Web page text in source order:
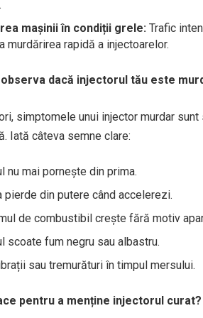
mașinii în condiții grele: Trafic
murdărirea rapidă a injectoarelor.
observa dacă injectorul tău este
simptomele unui injector murdar
Iată câteva semne clare:
nu mai pornește din prima.
pierde din putere când accelerezi.
de combustibil crește fără motiv
scoate fum negru sau albastru.
sau tremurături în timpul mersului.
pentru a menține injectorul curat?